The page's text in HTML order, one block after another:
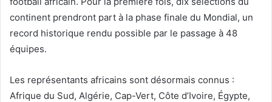
continent prendront part à la phase finale du Mondial, un
record historique rendu possible par le passage à 48
équipes.
Les représentants africains sont désormais connus :
Afrique du Sud, Algérie, Cap-Vert, Côte d’Ivoire, Égypte,